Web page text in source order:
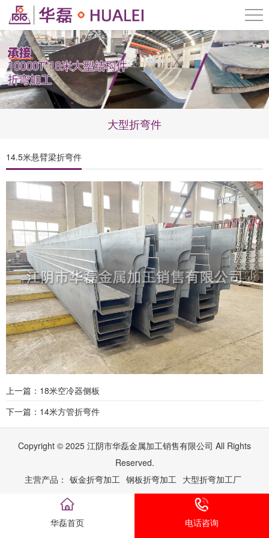
大型折弯件
14.5米悬臂梁折弯件
上一篇：18米空冷器侧板
下一篇：14米方管折弯件
Copyright © 2025 江阴市华磊金属加工销售有限公司 All Rights
Reserved.
主营产品： 钣金折弯加工 钢板折弯加工 大型折弯加工厂
华磊首页 电话咨询